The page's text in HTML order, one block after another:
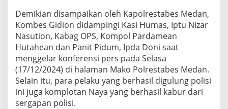
a
n
g
R
e
s
i
d
i
v
Demikian disampaikan oleh Kapolrestabes Medan,
Kombes Gidion didampingi Kasi Humas, Iptu Nizar
Nasution, Kabag OPS, Kompol Pardamean
Hutahean dan Panit Pidum, Ipda Doni saat
menggelar konferensi pers pada Selasa
(17/12/2024) di halaman Mako Polrestabes Medan.
Selain itu, para pelaku yang berhasil digulung polisi
ini juga komplotan Naya yang berhasil kabur dari
sergapan polisi.